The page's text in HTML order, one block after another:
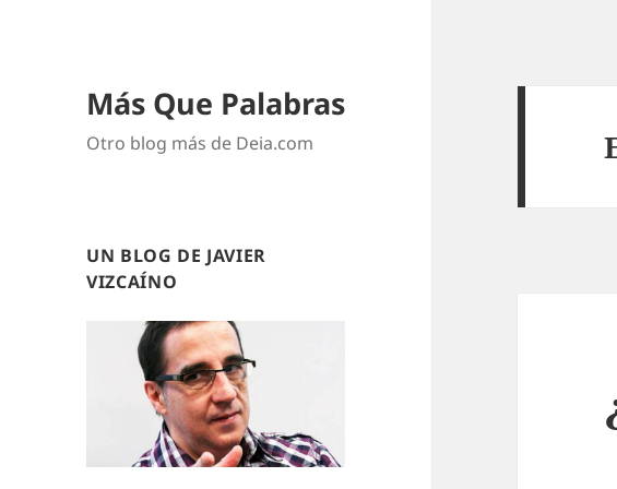
Más Que Palabras
Otro blog más de Deia.com
UN BLOG DE JAVIER
VIZCAÍNO